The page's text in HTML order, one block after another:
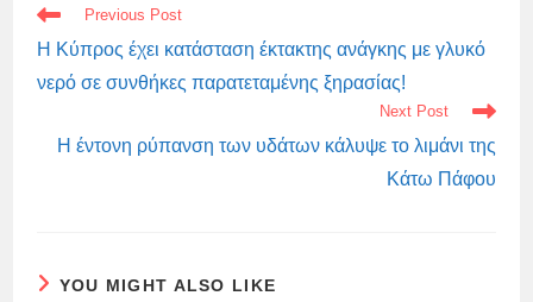
READ
MORE
ARTICLES
Previous Post
Η Κύπρος έχει κατάσταση έκτακτης ανάγκης με γλυκό
νερό σε συνθήκες παρατεταμένης ξηρασίας!
Next Post
Η έντονη ρύπανση των υδάτων κάλυψε το λιμάνι της
Κάτω Πάφου
YOU MIGHT ALSO LIKE